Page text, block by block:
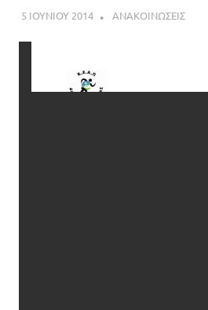
5 ΙΟΥΝΙΟΥ 2014 DK ERMIONIS
ΑΝΑΚΟΙΝΩΣΕΙΣ